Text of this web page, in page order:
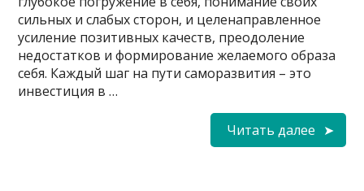
сильных и слабых сторон, и целенаправленное
усиление позитивных качеств, преодоление
недостатков и формирование желаемого образа
себя. Каждый шаг на пути саморазвития – это
инвестиция в …
Читать далее